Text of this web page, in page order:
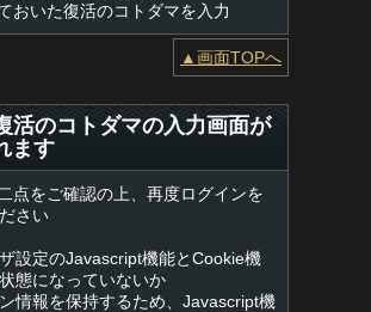
おいた復活のコトダマを入力
▲画面TOPへ
活のコトダマの入力画面が
ます
点をご確認の上、再度ログインを
さい
ザ設定のJavascript機能とCookie機
態になっていないか
情報を保持するため、Javascript機